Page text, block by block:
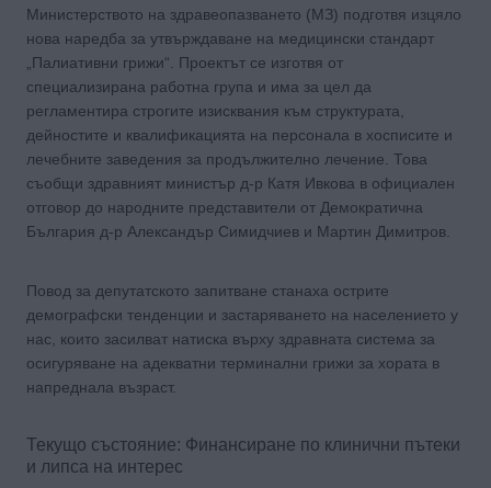
Министерството на здравеопазването (МЗ) подготвя изцяло
нова наредба за утвърждаване на медицински стандарт
„Палиативни грижи“. Проектът се изготвя от
специализирана работна група и има за цел да
регламентира строгите изисквания към структурата,
дейностите и квалификацията на персонала в хосписите и
лечебните заведения за продължително лечение. Това
съобщи здравният министър д-р Катя Ивкова в официален
отговор до народните представители от Демократична
България д-р Александър Симидчиев и Мартин Димитров.
Повод за депутатското запитване станаха острите
демографски тенденции и застаряването на населението у
нас, които засилват натиска върху здравната система за
осигуряване на адекватни терминални грижи за хората в
напреднала възраст.
Текущо състояние: Финансиране по клинични пътеки
и липса на интерес